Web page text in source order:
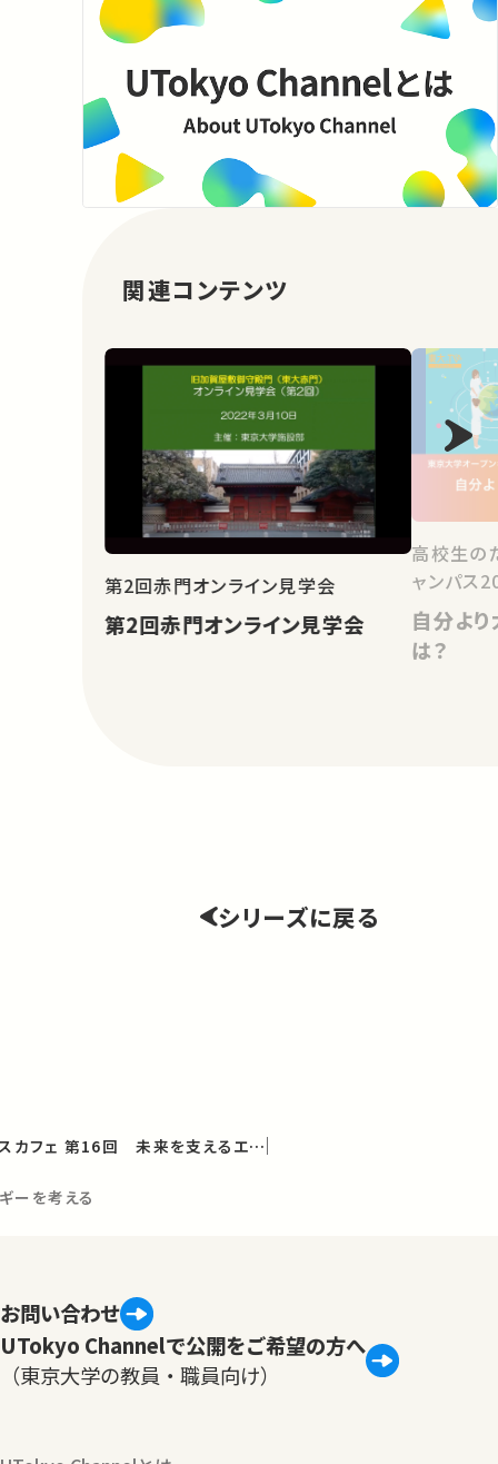
関連コンテンツ
第2回⾚⾨オンライン⾒学会
第2回⾚⾨オンライン⾒学会
高校生の
ャンパス
自分よ
は？
シリーズに戻る
工学部 テクノサイエンスカフェ 第16回 未来を支えるエネルギー
ーを考える
お問い合わせ
UTokyo Channelで公開をご希望の方へ
（東京大学の教員・職員向け）